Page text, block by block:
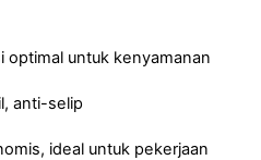
optimal untuk kenyamanan
anti-selip
ideal untuk pekerjaan